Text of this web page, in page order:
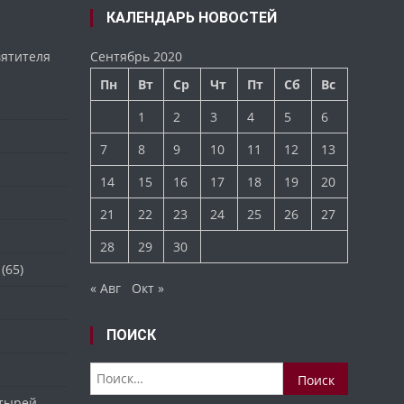
(65)
КАЛЕНДАРЬ НОВОСТЕЙ
Сентябрь 2020
Пн
Вт Ср Чт Пт Сб
Вс
1
2 3 4 5
6
7
8 9 10 11 12
13
14
15 16 17 18 19
20
21
22 23 24 25 26
27
28
29 30
« Авг Окт »
ПОИСК
Найти: